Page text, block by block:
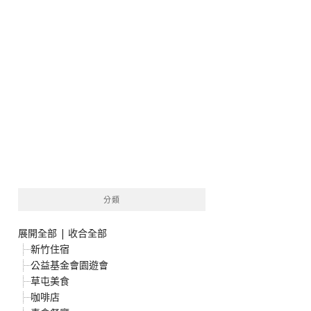
分類
展開全部 | 收合全部
新竹住宿
公益基金會園遊會
草屯美食
咖啡店